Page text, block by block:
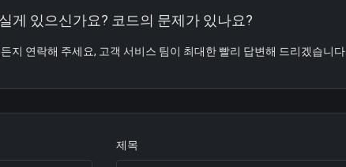
게 있으신가요? 코드의 문제가 있나요?
지 연락해 주세요, 고객 서비스 팀이 최대한 빨리 답변해 드리겠습니다.
제목